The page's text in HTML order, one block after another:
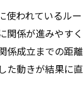
われているルー
関係が進みやす
係成立までの距
た動きが結果に